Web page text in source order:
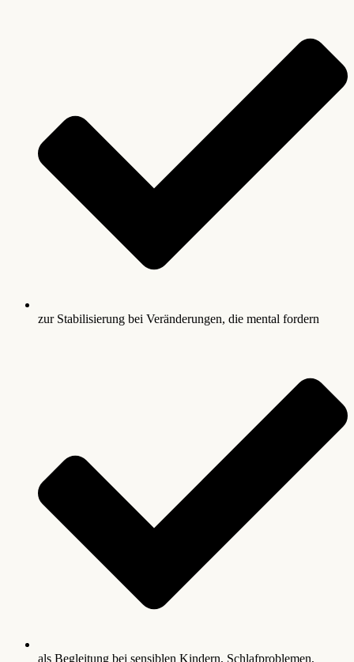
zur Stabilisierung bei Veränderungen, die mental fordern
als Begleitung bei sensiblen Kindern, Schlafproblemen,